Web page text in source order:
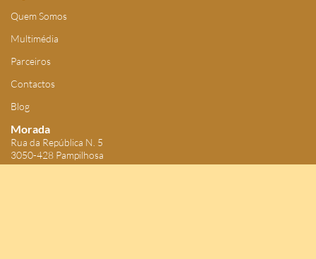
Quem Somos
Multimédia
Parceiros
Contactos
Blog
Morada
Rua da República N. 5
3050-428 Pampilhosa
40º20'19.759"N 8º25'50.437"W